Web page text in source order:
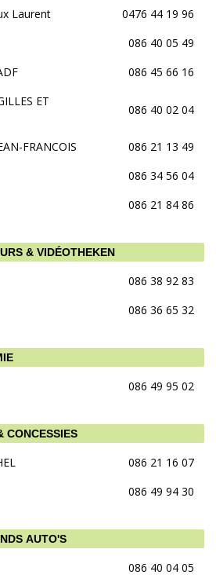
Laurent
0476 44 19 96
086 40 05 49
086 45 66 16
ET
086 40 02 04
FRANCOIS
086 21 13 49
086 34 56 04
086 21 84 86
& VIDÉOTHEKEN
086 38 92 83
086 36 65 32
086 49 95 02
CONCESSIES
086 21 16 07
086 49 94 30
AUTO'S
086 40 04 05